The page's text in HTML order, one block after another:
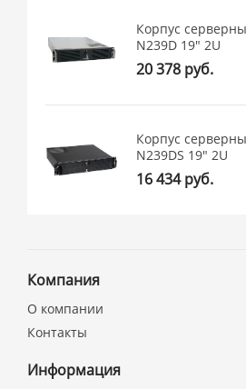
Корпус
N239D 19" 2U
20 378 руб.
Корпус
N239DS 19" 2U
16 434 руб.
Компания
О компании
Контакты
Информация